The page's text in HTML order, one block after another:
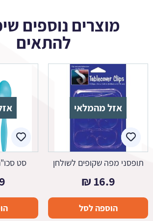
מוצרים נוספים
להתאים
אזל מהמלאי
תופסני מפה שקופים לשולחן
16.9
₪
הוספה לסל
סט